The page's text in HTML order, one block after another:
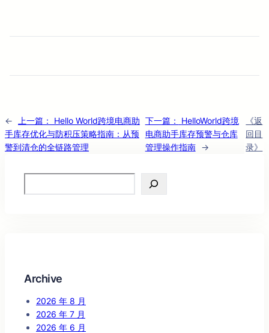
← 上一篇：
Hello World跨境电商助
手库存优化与防积压策略指南：从预
警到清仓的全链路管理
下一篇：
HelloWorld跨境
电商助手库存预警与仓库
管理操作指南
→
《返
回目
录》
Archive
2026 年 8 月
2026 年 7 月
2026 年 6 月